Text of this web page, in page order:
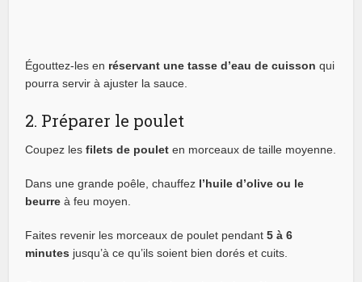
Égouttez-les en réservant une tasse d’eau de cuisson qui
pourra servir à ajuster la sauce.
2. Préparer le poulet
Coupez lesfilets de poulet en morceaux de taille moyenne.
Dans une grande poêle, chauffez l’huile d’olive ou le
beurre à feu moyen.
Faites revenir les morceaux de poulet pendant5 à 6
minutes jusqu’à ce qu’ils soient bien dorés et cuits.